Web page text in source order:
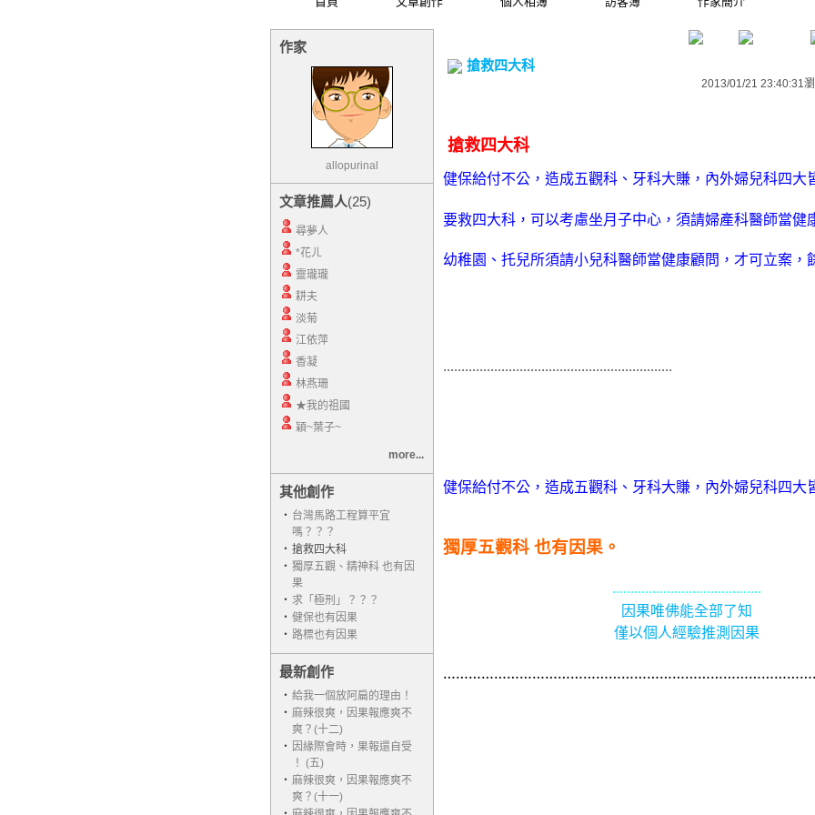
作家
allopurinal
文章推薦人(25)
尋夢人
*花ㄦ
靈瓏瓏
耕夫
淡菊
江依萍
香凝
林燕珊
★我的祖國
穎~葉子~
more...
其他創作
‧ 台灣馬路工程算平宜
嗎？？？
‧ 搶救四大科
‧ 獨厚五觀、精神科 也有因
果
‧ 求「極刑」？？？
‧ 健保也有因果
‧ 路標也有因果
最新創作
‧ 給我一個放阿扁的理由！
‧ 麻辣很爽，因果報應爽不
爽？(十二)
‧ 因緣際會時，果報還自受
！ (五)
‧ 麻辣很爽，因果報應爽不
爽？(十一)
搶救四大科
2013/01/21 23:40:31
搶救四大科
健保給付不公，造成五觀科、牙科大賺，內外婦兒科四大
要救四大科，可以考慮坐月子中心，須請婦產科醫師當健
幼稚園、托兒所須請小兒科醫師當健康顧問，才可立案
...............................................................
健保給付不公，造成五觀科、牙科大賺，內外婦兒科四大
獨厚五觀科 也有因果。
.........................................
因果唯佛能全部了知
僅以個人經驗推測因果